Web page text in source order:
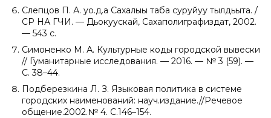
Слепцов П. А. уо.д.а Сахалыы таба суруйуу тылдьыта. /
СР НА ГЧИ. — Дьокуускай, Сахаполиграфиздат, 2002.
— 543 с.
Симоненко М. А. Культурные коды городской вывески
// Гуманитарные исследования. — 2016. — № 3 (59). —
С. 38–44.
Подберезкина Л. З. Языковая политика в системе
городских наименований: науч.издание.//Речевое
общение.2002.№ 4. С.146–154.